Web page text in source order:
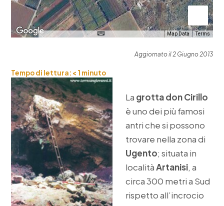
Map Data Terms
Aggiornato il 2 Giugno 2013
Tempo di lettura: < 1 minuto
La grotta don Cirillo
è uno dei più famosi
antri che si possono
trovare nella zona di
Ugento; situata in
localitàArtanisi, a
circa 300 metri a Sud
rispetto all’incrocio